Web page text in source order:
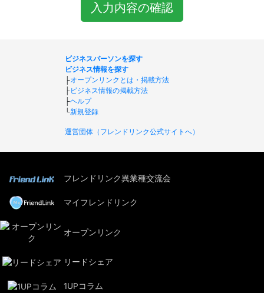
入力内容の確認
ビジネスパーソンを探す
ビジネス情報を探す
├オープンリンクとは・掲載方法
├ビジネス情報の掲載方法
├ヘルプ
└新規登録
運営団体（フレンドリンク公式サイトへ）
フレンドリンク異業種交流会
マイフレンドリンク
オープンリンク
リードシェア
1UPコラム